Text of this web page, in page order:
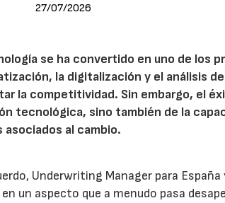
27/07/2026
se ha convertido en uno de los
la digitalización y el análisis
la competitividad. Sin embargo, el
tecnológica, sino también de la
asociados al cambio.
Underwriting Manager para
un aspecto que a menudo pasa